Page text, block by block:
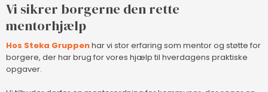
Vi sikrer borgerne den rette
mentorhjælp
Hos Steka Gruppenhar vi stor erfaring som mentor og støtte for
borgere, der har brug for vores hjælp til hverdagens praktiske
opgaver.